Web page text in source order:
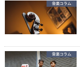
音楽コラム
音楽コラム